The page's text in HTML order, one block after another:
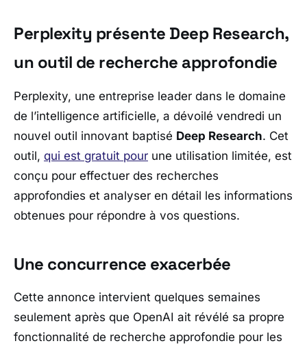
Perplexity présente Deep Research,
un outil de recherche approfondie
Perplexity, une entreprise leader dans le domaine
de l’intelligence artificielle, a dévoilé vendredi un
nouvel outil innovant baptisé Deep Research. Cet
outil, qui est gratuit pour une utilisation limitée, est
conçu pour effectuer des recherches
approfondies et analyser en détail les informations
obtenues pour répondre à vos questions.
Une concurrence exacerbée
Cette annonce intervient quelques semaines
seulement après que OpenAI ait révélé sa propre
fonctionnalité de recherche approfondie pour les